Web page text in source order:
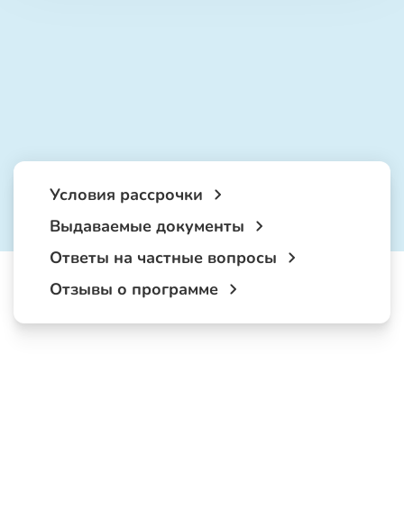
Условия рассрочки
Выдаваемые документы
Ответы на частные вопросы
Отзывы о программе